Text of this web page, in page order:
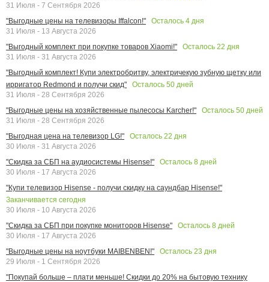
31 Июля - 7 Сентября 2026
"Выгодные цены на телевизоры Iffalcon!"
Осталось 4 дня
31 Июля - 13 Августа 2026
"Выгодный комплект при покупке товаров Xiaomi!"
Осталось 22 дня
31 Июля - 31 Августа 2026
"Выгодный комплект! Купи электробритву, электричекую зубную щетку или
ирригатор Redmond и получи скид"
Осталось 50 дней
31 Июля - 28 Сентября 2026
"Выгодные цены на хозяйственные пылесосы Karcher!"
Осталось 50 дней
31 Июля - 28 Сентября 2026
"Выгодная цена на телевизор LG!"
Осталось 22 дня
30 Июля - 31 Августа 2026
"Скидка за СБП на аудиосистемы Hisense!"
Осталось 8 дней
30 Июля - 17 Августа 2026
"Купи телевизор Hisense - получи скидку на саундбар Hisense!"
Заканчивается сегодня
30 Июля - 10 Августа 2026
"Скидка за СБП при покупке мониторов Hisense"
Осталось 8 дней
30 Июля - 17 Августа 2026
"Выгодные цены на ноутбуки MAIBENBEN!"
Осталось 23 дня
29 Июля - 1 Сентября 2026
"Покупай больше – плати меньше! Скидки до 20% на бытовую технику